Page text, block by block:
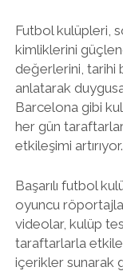
Futbol kulüpleri,
kimliklerini
değerlerini, tarihi
anlatarak
Barcelona gibi
her gün
etkileşimi artırıyor.
Başarılı futbol
oyuncu
videolar, kulüp
taraftarlarla
içerikler sunarak